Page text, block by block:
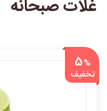
غلات صبحانه
%
5
تخفیف